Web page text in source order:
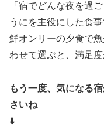
「宿でどんな夜を過
うにを主役にした食
鮮オンリーの夕食で
わせて選ぶと、満足
もう一度、気になる
さいね
⬇️